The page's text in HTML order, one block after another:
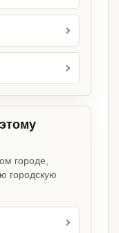
городе,
городскую